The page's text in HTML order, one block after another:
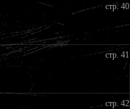
стр. 40
стр. 41
стр. 42